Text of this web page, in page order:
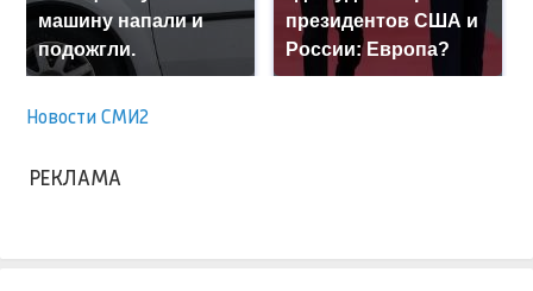
машину напали и
подожгли.
президентов США и
России: Европа?
Новости СМИ2
РЕКЛАМА